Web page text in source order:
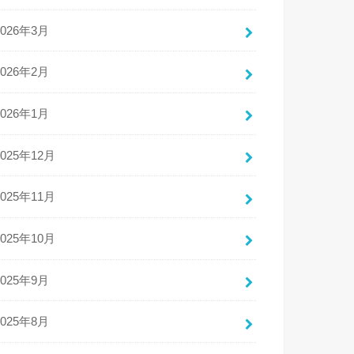
年3月
年2月
年1月
年12月
年11月
年10月
年9月
年8月